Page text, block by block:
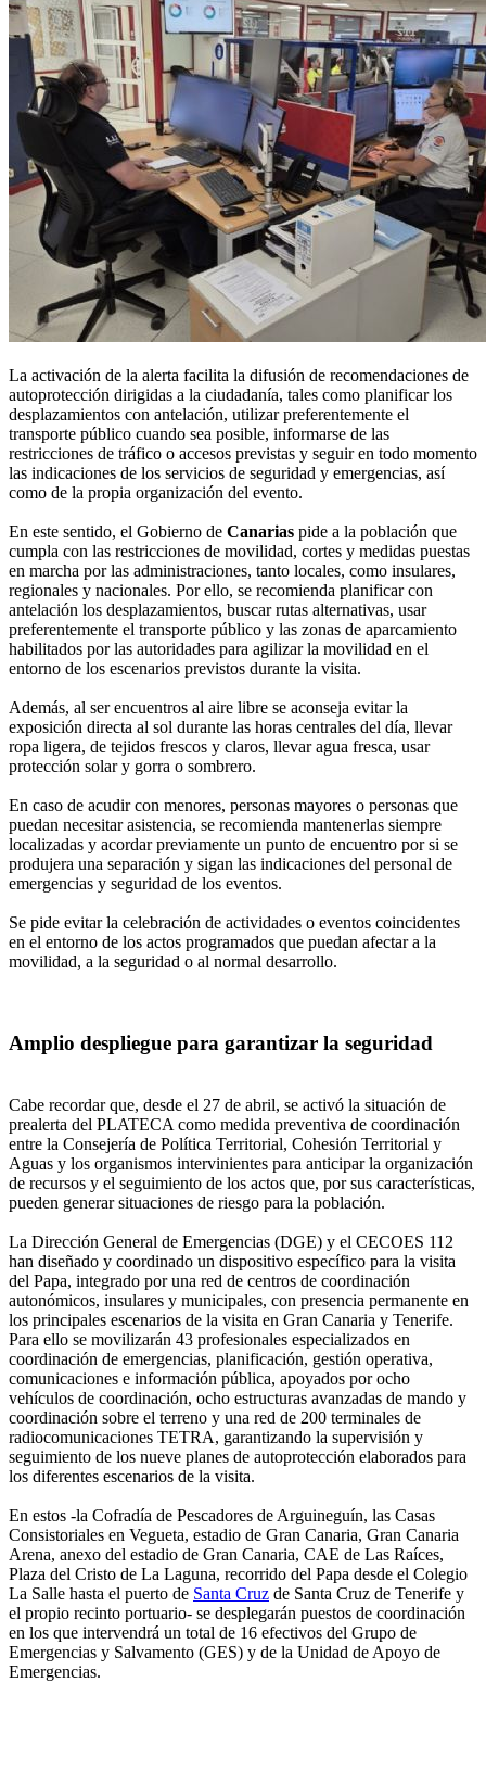
La activación de la alerta facilita la difusión de recomendaciones de
autoprotección dirigidas a la ciudadanía, tales como planificar los
desplazamientos con antelación, utilizar preferentemente el
transporte público cuando sea posible, informarse de las
restricciones de tráfico o accesos previstas y seguir en todo momento
las indicaciones de los servicios de seguridad y emergencias, así
como de la propia organización del evento.
En este sentido, el Gobierno de Canarias pide a la población que
cumpla con las restricciones de movilidad, cortes y medidas puestas
en marcha por las administraciones, tanto locales, como insulares,
regionales y nacionales. Por ello, se recomienda planificar con
antelación los desplazamientos, buscar rutas alternativas, usar
preferentemente el transporte público y las zonas de aparcamiento
habilitados por las autoridades para agilizar la movilidad en el
entorno de los escenarios previstos durante la visita.
Además, al ser encuentros al aire libre se aconseja evitar la
exposición directa al sol durante las horas centrales del día, llevar
ropa ligera, de tejidos frescos y claros, llevar agua fresca, usar
protección solar y gorra o sombrero.
En caso de acudir con menores, personas mayores o personas que
puedan necesitar asistencia, se recomienda mantenerlas siempre
localizadas y acordar previamente un punto de encuentro por si se
produjera una separación y sigan las indicaciones del personal de
emergencias y seguridad de los eventos.
Se pide evitar la celebración de actividades o eventos coincidentes
en el entorno de los actos programados que puedan afectar a la
movilidad, a la seguridad o al normal desarrollo.
Amplio despliegue para garantizar la seguridad
Cabe recordar que, desde el 27 de abril, se activó la situación de
prealerta del PLATECA como medida preventiva de coordinación
entre la Consejería de Política Territorial, Cohesión Territorial y
Aguas y los organismos intervinientes para anticipar la organización
de recursos y el seguimiento de los actos que, por sus características,
pueden generar situaciones de riesgo para la población.
La Dirección General de Emergencias (DGE) y el CECOES 112
han diseñado y coordinado un dispositivo específico para la visita
del Papa, integrado por una red de centros de coordinación
autonómicos, insulares y municipales, con presencia permanente en
los principales escenarios de la visita en Gran Canaria y Tenerife.
Para ello se movilizarán 43 profesionales especializados en
coordinación de emergencias, planificación, gestión operativa,
comunicaciones e información pública, apoyados por ocho
vehículos de coordinación, ocho estructuras avanzadas de mando y
coordinación sobre el terreno y una red de 200 terminales de
radiocomunicaciones TETRA, garantizando la supervisión y
seguimiento de los nueve planes de autoprotección elaborados para
los diferentes escenarios de la visita.
En estos -la Cofradía de Pescadores de Arguineguín, las Casas
Consistoriales en Vegueta, estadio de Gran Canaria, Gran Canaria
Arena, anexo del estadio de Gran Canaria, CAE de Las Raíces,
Plaza del Cristo de La Laguna, recorrido del Papa desde el Colegio
La Salle hasta el puerto de Santa Cruz de Santa Cruz de Tenerife y
el propio recinto portuario- se desplegarán puestos de coordinación
en los que intervendrá un total de 16 efectivos del Grupo de
Emergencias y Salvamento (GES) y de la Unidad de Apoyo de
Emergencias.